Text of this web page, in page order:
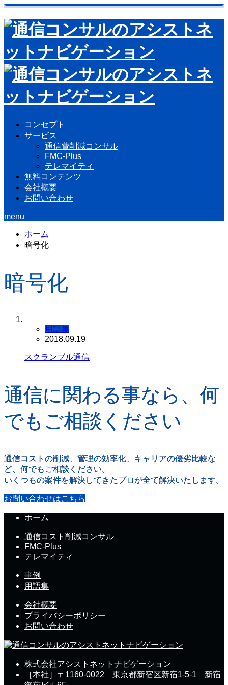
コンセプト
サービス
通信費削減コンサル
FMC-Plus
テレマイティ
無料コンテンツ
会社概要
お問い合わせ
menu
ホーム
暗号化
暗号化
用語集
2018.09.19
スクランブル通信
通信に関わる事なら、何
でもご相談ください
通信コストの削減、管理の効率化、キャリアの優劣比較な
ど、何でもご相談ください。
いくつもの案件を解決してきたプロが全て解決いたします。
お問い合わせはこちら
ホーム
通信コスト削減コンサル
FMC-Plus
テレマイティ
事例
用語集
会社概要
プライバシーポリシー
お問い合わせ
株式会社アシストネットナビゲーション
［本社］〒1160-0022 東京都新宿区新宿1-5-1 新宿